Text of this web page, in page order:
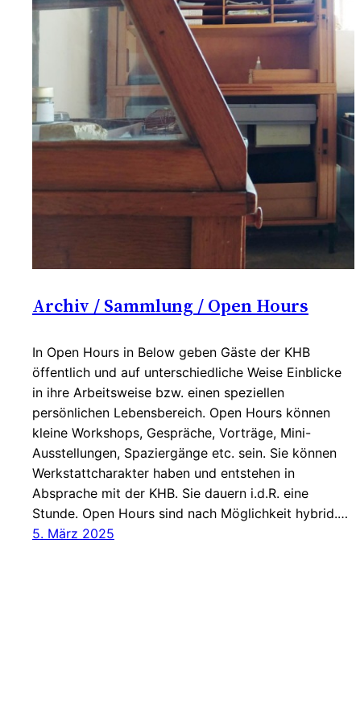
Archiv / Sammlung / Open Hours
In Open Hours in Below geben Gäste der KHB
öffentlich und auf unterschiedliche Weise Einblicke
in ihre Arbeitsweise bzw. einen speziellen
persönlichen Lebensbereich. Open Hours können
kleine Workshops, Gespräche, Vorträge, Mini-
Ausstellungen, Spaziergänge etc. sein. Sie können
Werkstattcharakter haben und entstehen in
Absprache mit der KHB. Sie dauern i.d.R. eine
Stunde. Open Hours sind nach Möglichkeit hybrid.…
5. März 2025